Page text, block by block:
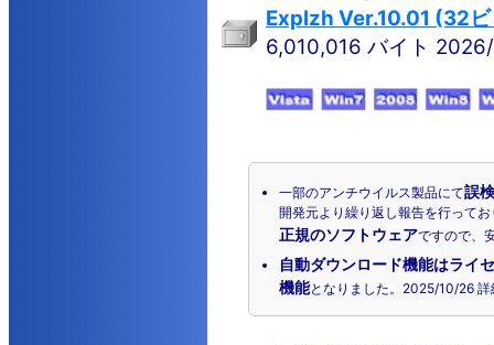
Explzh Ver.10.01 (32
6,010,016 バイト
一部のアンチウイルス製品にて誤
開発元より繰り返し報告を行って
正規のソフトウェアですので、
自動ダウンロード機能はライ
機能となりました。2025/10/26